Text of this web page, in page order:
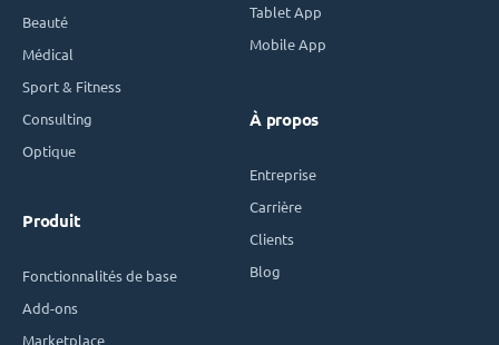
Beauté
Médical
Sport & Fitness
Consulting
Optique
Produit
Fonctionnalités de base
Add-ons
Marketplace
Tablet App
Mobile App
À propos
Entreprise
Carrière
Clients
Blog